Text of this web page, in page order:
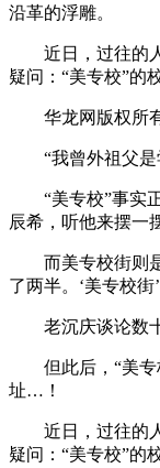
沿革的浮雕。
近日，过往的人
疑问：“美专校”的
华龙网版权所有
“我曾外祖父是学
“美专校”事实正
辰希，听他来摆一
而美专校街则是
了两半。‘美专校
老沉庆谈论数十
但此后，“美专校
址…！
近日，过往的人
疑问：“美专校”的